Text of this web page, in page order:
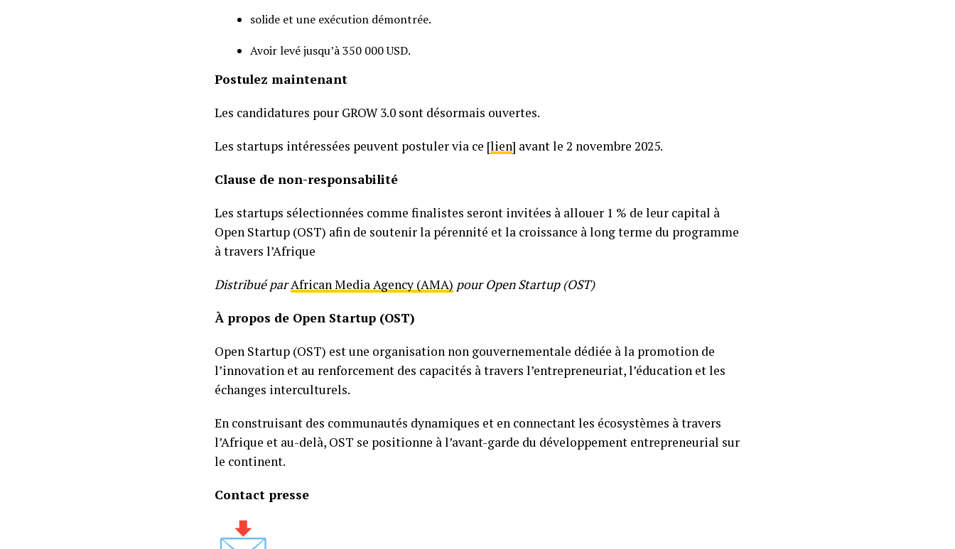
solide et une exécution démontrée.
Avoir levé jusqu’à 350 000 USD.
Postulez maintenant
Les candidatures pour GROW 3.0 sont désormais ouvertes.
Les startups intéressées peuvent postuler via ce [lien] avant le 2 novembre 2025.
Clause de non-responsabilité
Les startups sélectionnées comme finalistes seront invitées à allouer 1 % de leur capital à
Open Startup (OST) afin de soutenir la pérennité et la croissance à long terme du programme
à travers l’Afrique
Distribué parAfrican Media Agency (AMA) pour Open Startup (OST)
À propos de Open Startup (OST)
Open Startup (OST) est une organisation non gouvernementale dédiée à la promotion de
l’innovation et au renforcement des capacités à travers l’entrepreneuriat, l’éducation et les
échanges interculturels.
En construisant des communautés dynamiques et en connectant les écosystèmes à travers
l’Afrique et au-delà, OST se positionne à l’avant-garde du développement entrepreneurial sur
le continent.
Contact presse